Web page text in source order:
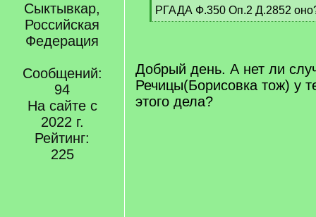
Сыктывкар,
Российская
Федерация
Сообщений:
94
На сайте с
2022 г.
Рейтинг:
225
q
]
РГАДА Ф.350 Оп.2 Д.2852
[
]
Добрый день. А нет ли
Речицы(Борисовка тож) у
этого дела?